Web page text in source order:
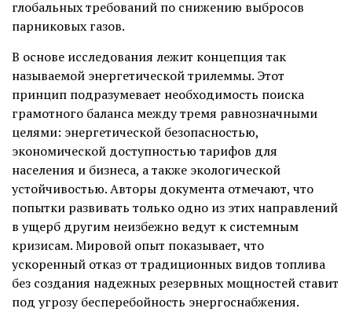
глобальных требований по снижению выбросов
парниковых газов.
В основе исследования лежит концепция так
называемой энергетической трилеммы. Этот
принцип подразумевает необходимость поиска
грамотного баланса между тремя равнозначными
целями: энергетической безопасностью,
экономической доступностью тарифов для
населения и бизнеса, а также экологической
устойчивостью. Авторы документа отмечают, что
попытки развивать только одно из этих направлений
в ущерб другим неизбежно ведут к системным
кризисам. Мировой опыт показывает, что
ускоренный отказ от традиционных видов топлива
без создания надежных резервных мощностей ставит
под угрозу бесперебойность энергоснабжения.